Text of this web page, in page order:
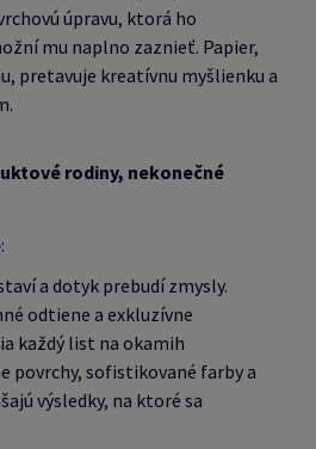
úpravu, ktorá ho
mu naplno zaznieť. Papier,
pretavuje kreatívnu myšlienku a
rodiny, nekonečné
:
a dotyk prebudí zmysly.
odtiene a exkluzívne
každý list na okamih
povrchy, sofistikované farby a
výsledky, na ktoré sa